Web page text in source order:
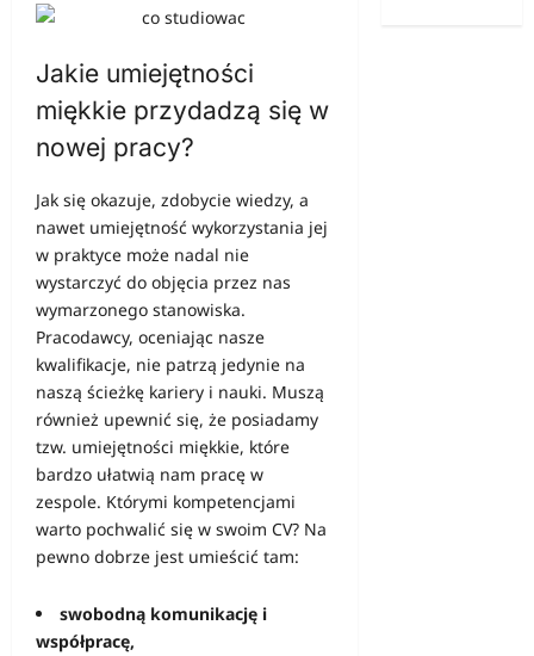
Jakie umiejętności
miękkie przydadzą się w
nowej pracy?
Jak się okazuje, zdobycie wiedzy, a
nawet umiejętność wykorzystania jej
w praktyce może nadal nie
wystarczyć do objęcia przez nas
wymarzonego stanowiska.
Pracodawcy, oceniając nasze
kwalifikacje, nie patrzą jedynie na
naszą ścieżkę kariery i nauki. Muszą
również upewnić się, że posiadamy
tzw. umiejętności miękkie, które
bardzo ułatwią nam pracę w
zespole. Którymi kompetencjami
warto pochwalić się w swoim CV? Na
pewno dobrze jest umieścić tam:
swobodną komunikację i
współpracę,